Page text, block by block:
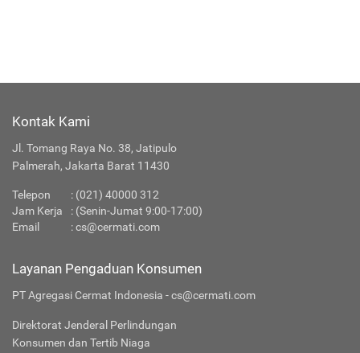
Kontak Kami
Jl. Tomang Raya No. 38, Jatipulo
Palmerah, Jakarta Barat 11430
Telepon : (021) 40000 312
Jam Kerja
: (Senin-Jumat 9:00-17:00)
Email
:cs@cermati.com
Layanan Pengaduan Konsumen
PT Agregasi Cermat Indonesia - cs@cermati.com
Direktorat Jenderal Perlindungan
Konsumen dan Tertib Niaga